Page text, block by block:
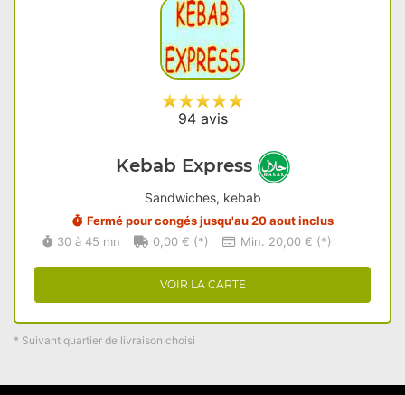
94 avis
Kebab Express
Sandwiches, kebab
Fermé pour congés jusqu'au 20 aout inclus
30 à 45 mn
0,00 € (*) Min. 20,00 € (*)
VOIR LA CARTE
* Suivant quartier de livraison choisi